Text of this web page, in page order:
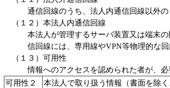
通信回線のうち、法人内通信回線以外の
（１２）本法人内通信回線
本法人が管理するサーバ装置又は端末の
信回線には、専用線やVPN等物理的な
（１３）可用性
情報へのアクセスを認められた者が、必
可用性２
本法人で取り扱う情報（書面を除